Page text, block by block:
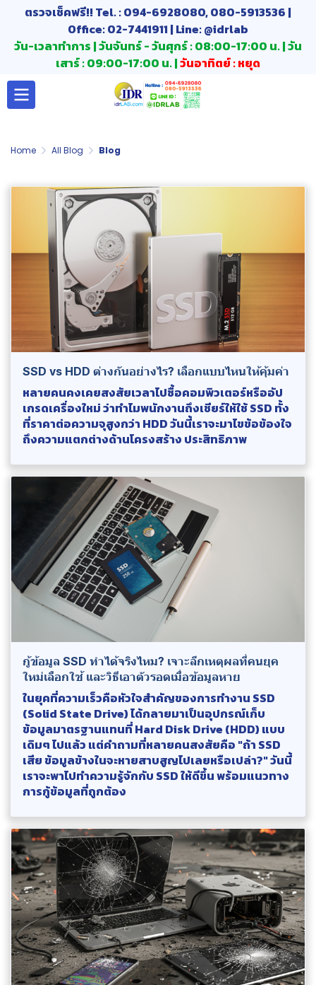
ตรวจเช็คฟรี!! Tel. : 094-6928080, 080-5913536 |
Office: 02-7441911 | Line: @idrlab
วัน-เวลาทำการ | วันจันทร์ - วันศุกร์ : 08:00-17:00 น. | วัน
เสาร์ : 09:00-17:00 น. |วันอาทิตย์ : หยุด
Home All Blog Blog
SSD vs HDD ต่างกันอย่างไร? เลือกแบบไหนให้คุ้มค่า
หลายคนคงเคยสงสัยเวลาไปซื้อคอมพิวเตอร์หรืออัป
เกรดเครื่องใหม่ ว่าทำไมพนักงานถึงเชียร์ให้ใช้ SSD ทั้ง
ที่ราคาต่อความจุสูงกว่า HDD วันนี้เราจะมาไขข้อข้องใจ
ถึงความแตกต่างด้านโครงสร้าง ประสิทธิภาพ
กู้ข้อมูล SSD ทำได้จริงไหม? เจาะลึกเหตุผลที่คนยุค
ใหม่เลือกใช้ และวิธีเอาตัวรอดเมื่อข้อมูลหาย
ในยุคที่ความเร็วคือหัวใจสำคัญของการทำงาน SSD
(Solid State Drive) ได้กลายมาเป็นอุปกรณ์เก็บ
ข้อมูลมาตรฐานแทนที่ Hard Disk Drive (HDD) แบบ
เดิมๆ ไปแล้ว แต่คำถามที่หลายคนสงสัยคือ "ถ้า SSD
เสีย ข้อมูลข้างในจะหายสาบสูญไปเลยหรือเปล่า?" วันนี้
เราจะพาไปทำความรู้จักกับ SSD ให้ดีขึ้น พร้อมแนวทาง
การกู้ข้อมูลที่ถูกต้อง